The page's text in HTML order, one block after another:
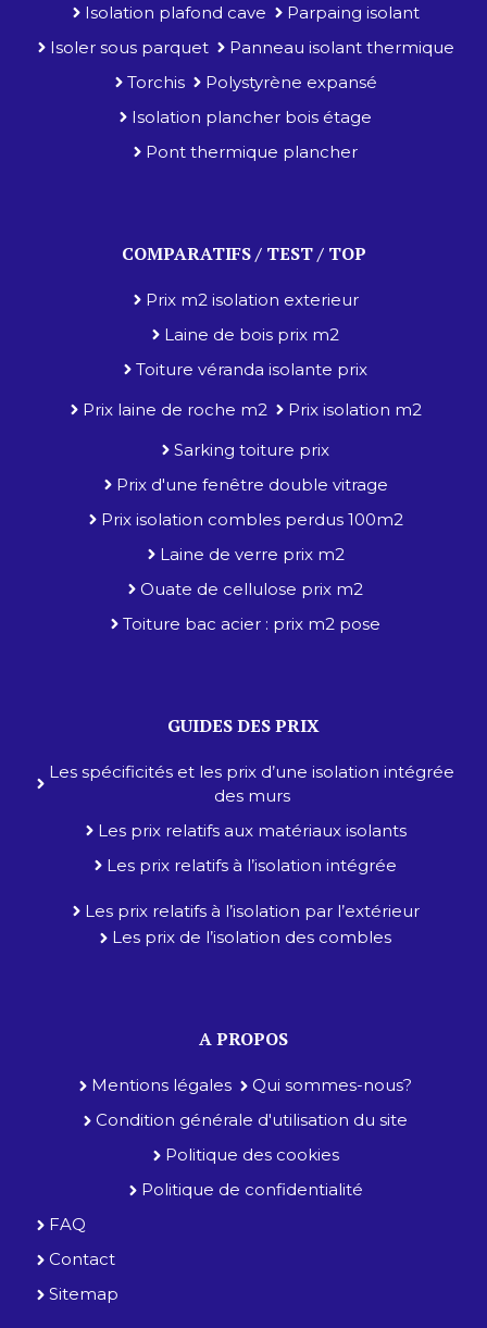
Isolation plafond cave
Parpaing isolant
Isoler sous parquet
Panneau isolant thermique
Torchis
Polystyrène expansé
Isolation plancher bois étage
Pont thermique plancher
COMPARATIFS / TEST / TOP
Prix m2 isolation exterieur
Laine de bois prix m2
Toiture véranda isolante prix
Prix laine de roche m2
Prix isolation m2
Sarking toiture prix
Prix d'une fenêtre double vitrage
Prix isolation combles perdus 100m2
Laine de verre prix m2
Ouate de cellulose prix m2
Toiture bac acier : prix m2 pose
GUIDES DES PRIX
Les spécificités et les prix d’une isolation intégrée
des murs
Les prix relatifs aux matériaux isolants
Les prix relatifs à l’isolation intégrée
Les prix relatifs à l’isolation par l’extérieur
Les prix de l’isolation des combles
A PROPOS
Mentions légales
Qui sommes-nous?
Condition générale d'utilisation du site
Politique des cookies
Politique de confidentialité
FAQ
Contact
Sitemap